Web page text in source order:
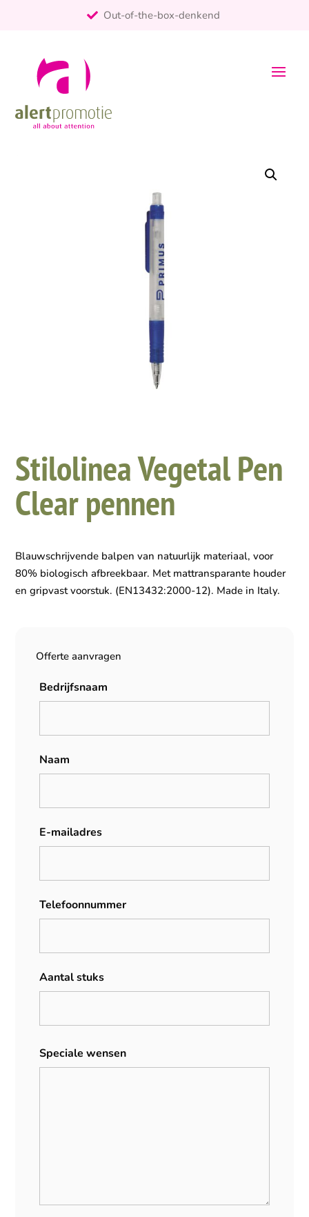
Out-of-the-box-denkend
Stilolinea Vegetal Pen
Clear pennen
Blauwschrijvende balpen van natuurlijk materiaal, voor
80% biologisch afbreekbaar. Met mattransparante houder
en gripvast voorstuk. (EN13432:2000-12). Made in Italy.
Offerte aanvragen
Bedrijfsnaam
Naam
E-mailadres
Telefoonnummer
Aantal stuks
Speciale wensen